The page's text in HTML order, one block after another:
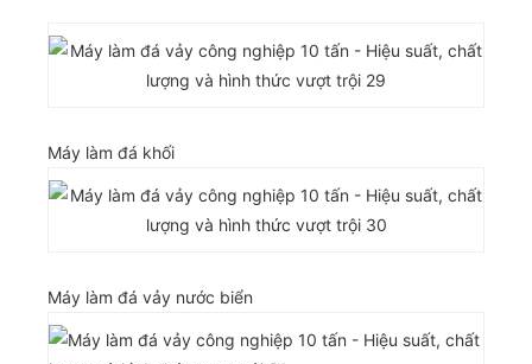
Máy làm đá khối
Máy làm đá vảy nước biển